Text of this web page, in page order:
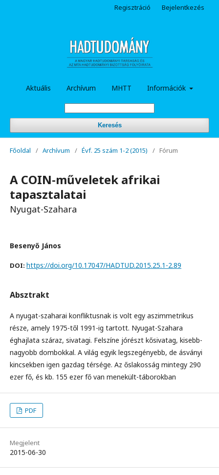
Aktuális Archívum MHTT Információk
Keresés
Regisztráció Bejelentkezés
Főoldal / Archívum / Évf. 25 szám 1-2 (2015) / Fórum
A COIN-műveletek afrikai
tapasztalatai
Nyugat-Szahara
Besenyő János
DOI: https://doi.org/10.17047/HADTUD.2015.25.1-2.89
Absztrakt
A nyugat-szaharai konfliktusnak is volt egy aszimmetrikus
része, amely 1975-től 1991-ig tartott. Nyugat-Szahara
éghajlata száraz, sivatagi. Felszíne jórészt kősivatag, kisebb-
nagyobb dombokkal. A világ egyik legszegényebb, de ásványi
kincsekben igen gazdag térsége. Az őslakosság mintegy 290
ezer fő, és kb. 155 ezer fő van menekült-táborokban
PDF
Megjelent
2015-06-30